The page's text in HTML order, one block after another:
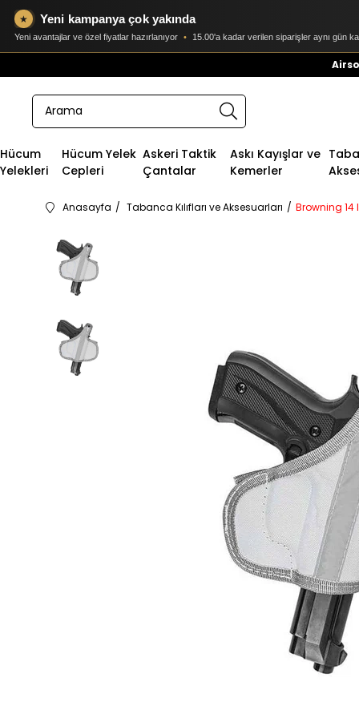
★ Yeni kampanya çok yakında
Yeni avantajlar ve özel fiyatlar hazırlanıyor • 15.00'a kadar verilen siparişler aynı gün
Hücum
Yelekleri
Hücum Yelek
Cepleri
Askeri Taktik
Çantalar
Askı Kayışlar ve
Kemerler
Anasayfa Tabanca Kılıfları ve Aksesuarları Browning 14